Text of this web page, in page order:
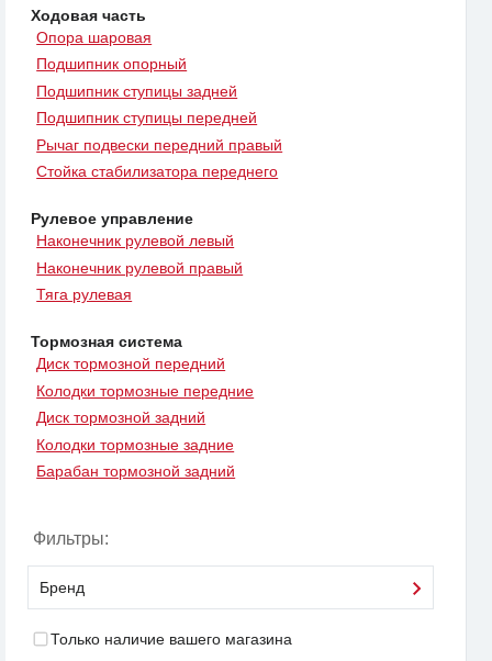
Ходовая часть
Опора шаровая
Подшипник опорный
Подшипник ступицы задней
Подшипник ступицы передней
Рычаг подвески передний правый
Стойка стабилизатора переднего
Рулевое управление
Наконечник рулевой левый
Наконечник рулевой правый
Тяга рулевая
Тормозная система
Диск тормозной передний
Колодки тормозные передние
Диск тормозной задний
Колодки тормозные задние
Барабан тормозной задний
Фильтры:
Бренд
Только наличие вашего магазина